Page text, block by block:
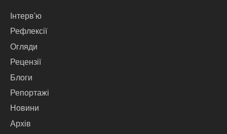
Інтерв'ю
Рефлексії
Огляди
Рецензії
Блоги
Репортажі
Новини
Архів